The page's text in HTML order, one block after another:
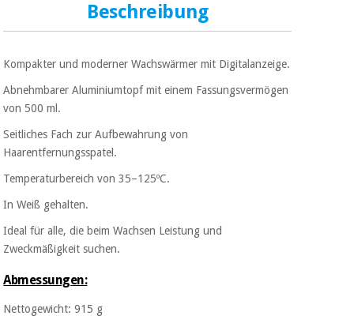
Sanitärkleiderschränke
Orthopädie
Chirurgische
instrumente
(ausverkauf)
pilates
Sport
und
spiele
Sanitärkleiderschränke
Veterinärmedizin
Orthopädie
Chirurgische
Beschreibung
Kompakter und moderner Wachswärmer mit Digitalanzeige.
Abnehmbarer Aluminiumtopf mit einem Fassungsvermögen
von 500 ml.
Seitliches Fach zur Aufbewahrung von
Haarentfernungsspatel.
Temperaturbereich von 35–125ºC.
In Weiß gehalten.
Ideal für alle, die beim Wachsen Leistung und
Zweckmäßigkeit suchen.
Abmessungen:
Nettogewicht: 915 g